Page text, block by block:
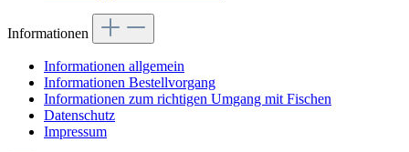
Informationen
Informationen allgemein
Informationen Bestellvorgang
Informationen zum richtigen Umgang mit Fischen
Datenschutz
Impressum